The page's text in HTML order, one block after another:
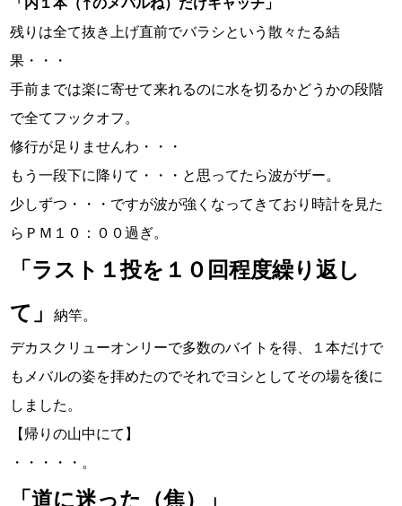
残りは全て抜き上げ直前でバラシという散々たる結
果・・・
手前までは楽に寄せて来れるのに水を切るかどうかの段階
で全てフックオフ。
修行が足りませんわ・・・
もう一段下に降りて・・・と思ってたら波がザー。
少しずつ・・・ですが波が強くなってきており時計を見た
らＰＭ１０：００過ぎ。
「ラスト１投を１０回程度繰り返し
て」納竿。
デカスクリューオンリーで多数のバイトを得、１本だけで
もメバルの姿を拝めたのでそれでヨシとしてその場を後に
しました。
【帰りの山中にて】
・・・・・。
「道に迷った（焦）」